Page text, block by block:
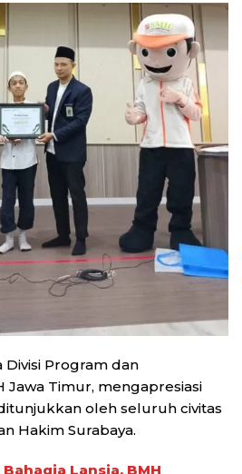
Program dan
Jawa Timur, mengapresiasi
oleh seluruh civitas
Hakim Surabaya.
Lansia, BMH